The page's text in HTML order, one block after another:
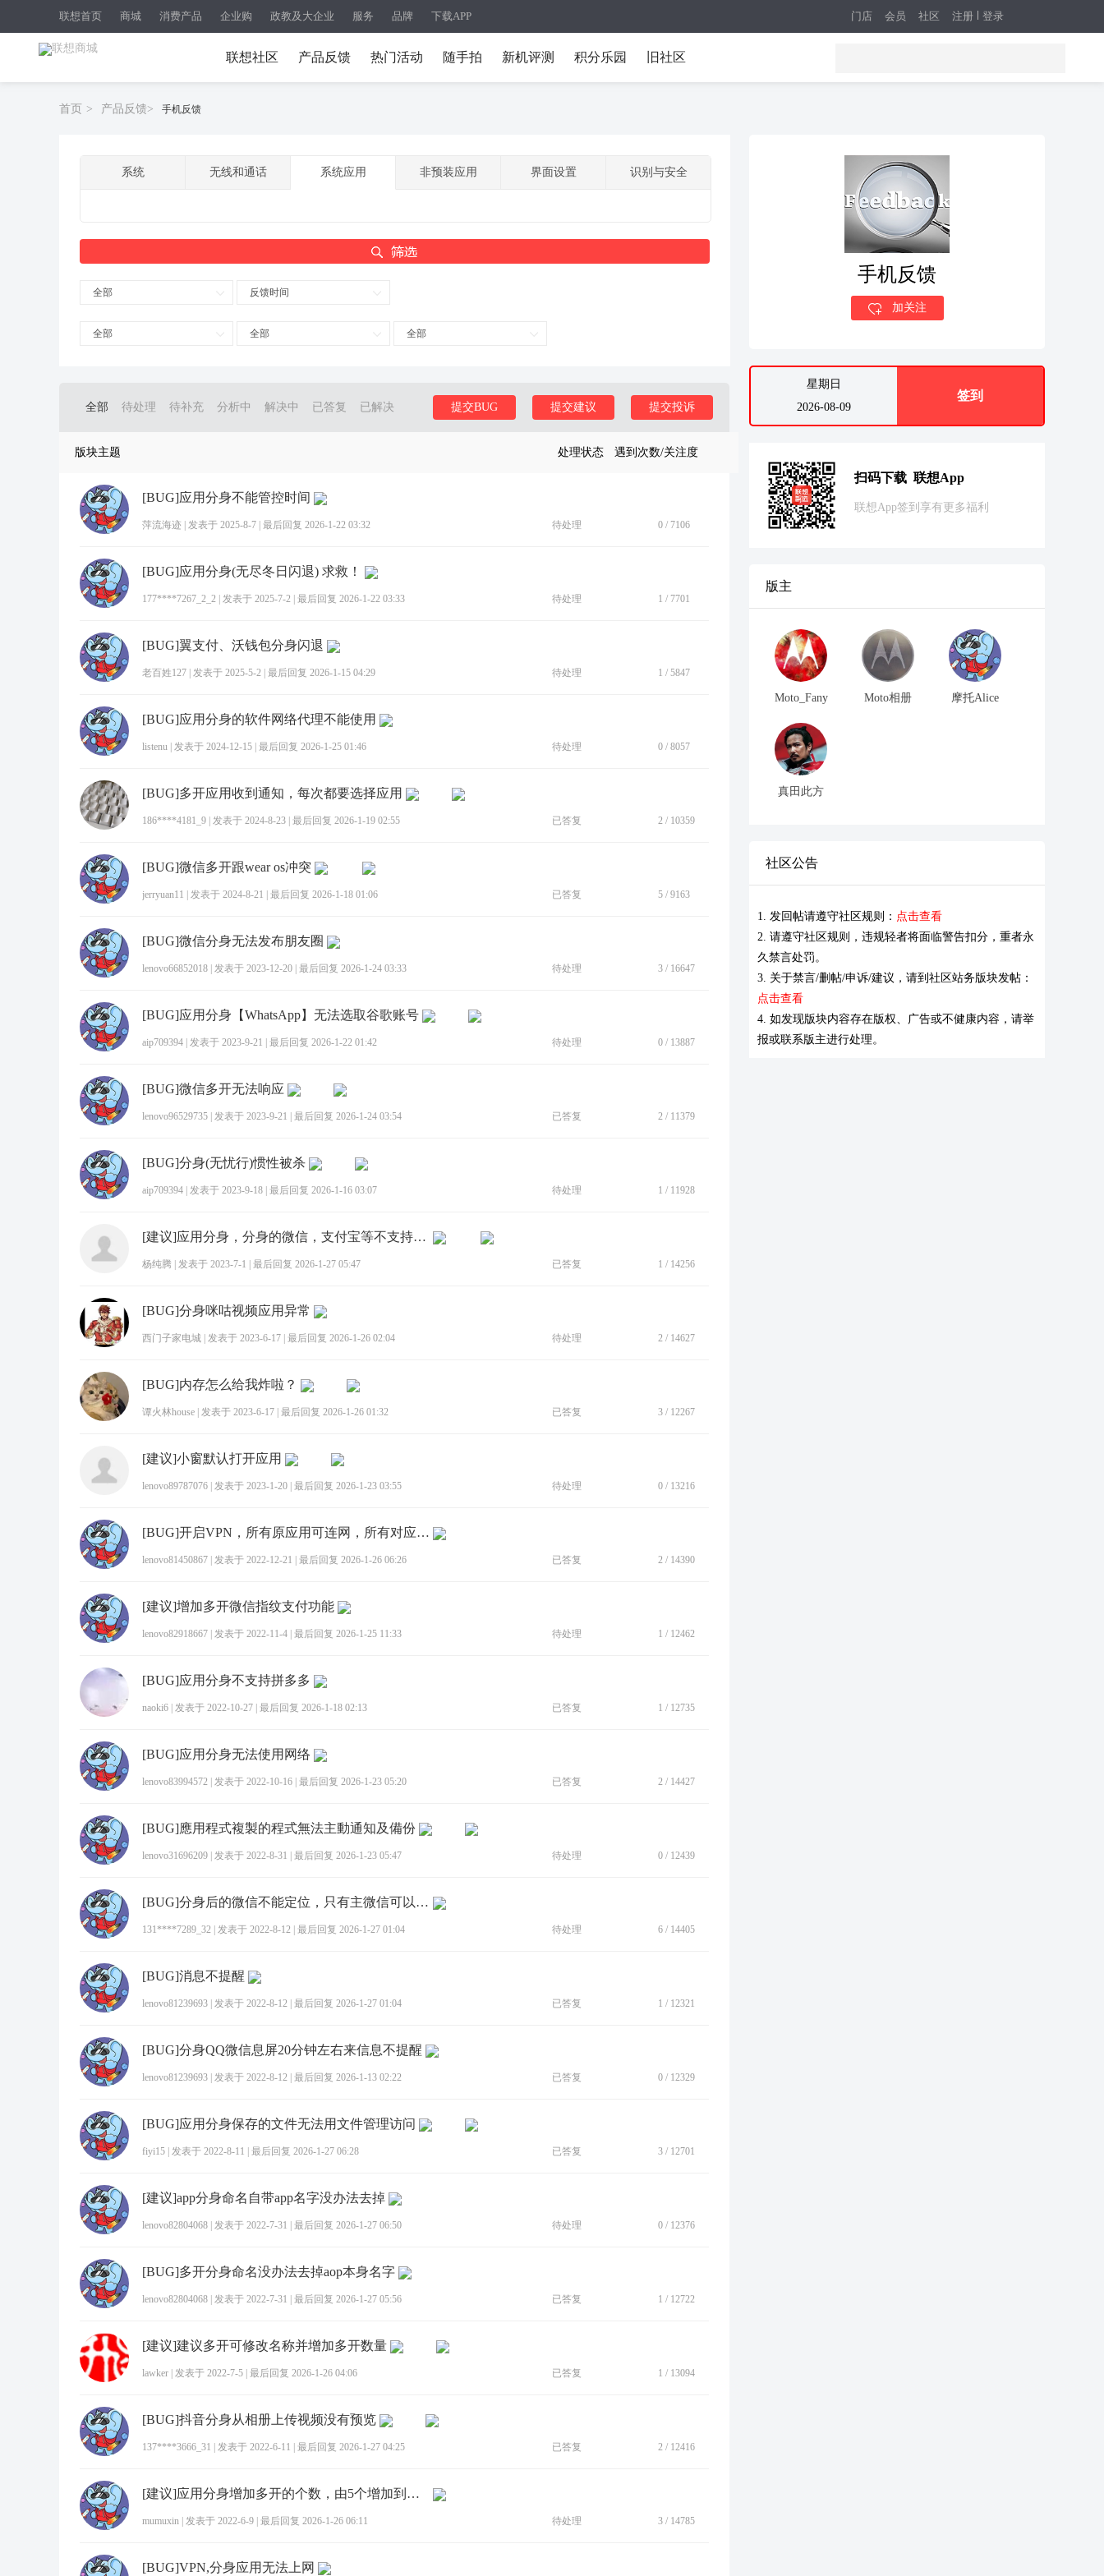
联想首页 商城 消费产品 企业购 政教及大企业 服务 品牌 下载APP 注册 登录
门店 会员 社区
联想社区 产品反馈 热门活动 随手拍 新机评测 积分乐园 旧社区
首页 > 产品反馈> 手机反馈
系统 无线和通话 系统应用 非预装应用 界面设置 识别与安全
全部 反馈时间
全部 全部 全部
全部 待处理 待补充 分析中 解决中 已答复 已解决 提交投诉
提交建议
提交BUG
版块主题 处理状态 遇到次数/关注度
[BUG]应用分身不能管控时间
萍流海迹 发表于 2025-8-7 最后回复 2026-1-22 03:32 待处理 0 / 7106
[BUG]应用分身(无尽冬日闪退) 求救！
177****7267_2_2 发表于 2025-7-2 最后回复 2026-1-22 03:33 待处理 1 / 7701
[BUG]翼支付、沃钱包分身闪退
老百姓127 发表于 2025-5-2 最后回复 2026-1-15 04:29 待处理 1 / 5847
[BUG]应用分身的软件网络代理不能使用
listenu 发表于 2024-12-15 最后回复 2026-1-25 01:46 待处理 0 / 8057
[BUG]多开应用收到通知，每次都要选择应用
186****4181_9 发表于 2024-8-23 最后回复 2026-1-19 02:55 已答复 2 / 10359
[BUG]微信多开跟wear os冲突
jerryuan11 发表于 2024-8-21 最后回复 2026-1-18 01:06 已答复 5 / 9163
[BUG]微信分身无法发布朋友圈
lenovo66852018 发表于 2023-12-20 最后回复 2026-1-24 03:33 待处理 3 / 16647
[BUG]应用分身【WhatsApp】无法选取谷歌账号
aip709394 发表于 2023-9-21 最后回复 2026-1-22 01:42 待处理 0 / 13887
[BUG]微信多开无法响应
lenovo96529735 发表于 2023-9-21 最后回复 2026-1-24 03:54 已答复 2 / 11379
[BUG]分身(无忧行)惯性被杀
aip709394 发表于 2023-9-18 最后回复 2026-1-16 03:07 待处理 1 / 11928
[建议]应用分身，分身的微信，支付宝等不支持指纹支付。
杨纯腾 发表于 2023-7-1 最后回复 2026-1-27 05:47 已答复 1 / 14256
[BUG]分身咪咕视频应用异常
西门子家电城 发表于 2023-6-17 最后回复 2026-1-26 02:04 待处理 2 / 14627
[BUG]内存怎么给我炸啦？
谭火林house 发表于 2023-6-17 最后回复 2026-1-26 01:32 已答复 3 / 12267
[建议]小窗默认打开应用
lenovo89787076 发表于 2023-1-20 最后回复 2026-1-23 03:55 待处理 0 / 13216
[BUG]开启VPN，所有原应用可连网，所有对应分身应用无法连网
lenovo81450867 发表于 2022-12-21 最后回复 2026-1-26 06:26 已答复 2 / 14390
[建议]增加多开微信指纹支付功能
lenovo82918667 发表于 2022-11-4 最后回复 2026-1-25 11:33 待处理 1 / 12462
[BUG]应用分身不支持拼多多
naoki6 发表于 2022-10-27 最后回复 2026-1-18 02:13 已答复 1 / 12735
[BUG]应用分身无法使用网络
lenovo83994572 发表于 2022-10-16 最后回复 2026-1-23 05:20 已答复 2 / 14427
[BUG]應用程式複製的程式無法主動通知及備份
lenovo31696209 发表于 2022-8-31 最后回复 2026-1-23 05:47 待处理 0 / 12439
[BUG]分身后的微信不能定位，只有主微信可以定位，请修复解决。
131****7289_32 发表于 2022-8-12 最后回复 2026-1-27 01:04 待处理 6 / 14405
[BUG]消息不提醒
lenovo81239693 发表于 2022-8-12 最后回复 2026-1-27 01:04 已答复 1 / 12321
[BUG]分身QQ微信息屏20分钟左右来信息不提醒
lenovo81239693 发表于 2022-8-12 最后回复 2026-1-13 02:22 已答复 0 / 12329
[BUG]应用分身保存的文件无法用文件管理访问
fiyi15 发表于 2022-8-11 最后回复 2026-1-27 06:28 已答复 3 / 12701
[建议]app分身命名自带app名字没办法去掉
lenovo82804068 发表于 2022-7-31 最后回复 2026-1-27 06:50 待处理 0 / 12376
[BUG]多开分身命名没办法去掉aop本身名字
lenovo82804068 发表于 2022-7-31 最后回复 2026-1-27 05:56 已答复 1 / 12722
[建议]建议多开可修改名称并增加多开数量
lawker 发表于 2022-7-5 最后回复 2026-1-26 04:06 已答复 1 / 13094
[BUG]抖音分身从相册上传视频没有预览
137****3666_31 发表于 2022-6-11 最后回复 2026-1-27 04:25 已答复 2 / 12416
[建议]应用分身增加多开的个数，由5个增加到用户自己设定
mumuxin 发表于 2022-6-9 最后回复 2026-1-26 06:11 待处理 3 / 14785
[BUG]VPN,分身应用无法上网
手机反馈
加关注
星期日
2026-08-09
签到
扫码下载 联想App
联想App签到享有更多福利
版主
Moto_Fany Moto相册 摩托Alice
真田此方
社区公告
1. 发回帖请遵守社区规则： 点击查看
2. 请遵守社区规则，违规轻者将面临警告扣分，重者永
久禁言处罚。
3. 关于禁言/删帖/申诉/建议，请到社区站务版块发帖：
点击查看
4. 如发现版块内容存在版权、广告或不健康内容，请举
报或联系版主进行处理。